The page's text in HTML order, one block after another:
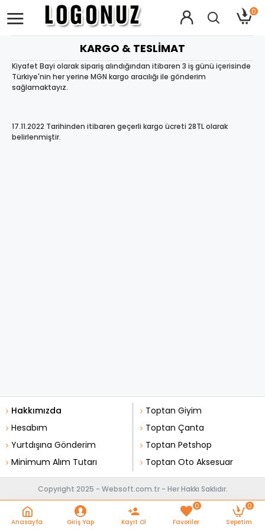
0
KARGO & TESLIMAT
Kiyafet Bayi olarak sipariş alındığından itibaren 3 iş günü içerisinde
Türkiye'nin her yerine MGN kargo aracılığı ile gönderim
sağlamaktayız.
17.11.2022 Tarihinden itibaren geçerli kargo ücreti 28TL olarak
belirlenmiştir.
Hakkımızda
Hesabım
Yurtdışına Gönderim
Minimum Alım Tutarı
Toptan Giyim
Toptan Çanta
Toptan Petshop
Toptan Oto Aksesuar
Copyright 2025 - Websoft.com.tr - Her Hakkı Saklıdır.
Anasayfa Giriş Yap Kayıt Ol Favoriler
0
Sepetim
0